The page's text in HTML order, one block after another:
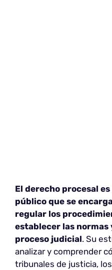
El derecho procesal
público que se
regular los
establecer las normas
proceso judicial. Su
analizar y comprender
tribunales de justicia,